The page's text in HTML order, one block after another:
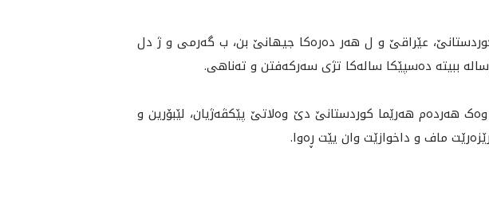
عێراقێ و ل هەر دەرەكا جیهانێ بن، ب گەرمی و ژ دل
ببیتە دەسپێکا سالەکا تژی سەرکەفتن و تەناهی.
هەردەم هەرێما کوردستانێ دێ وەلاتێ پێکڤەژیان، لێبۆرین و
ماف و داخوازێت وان يێت ڕه‌وا.